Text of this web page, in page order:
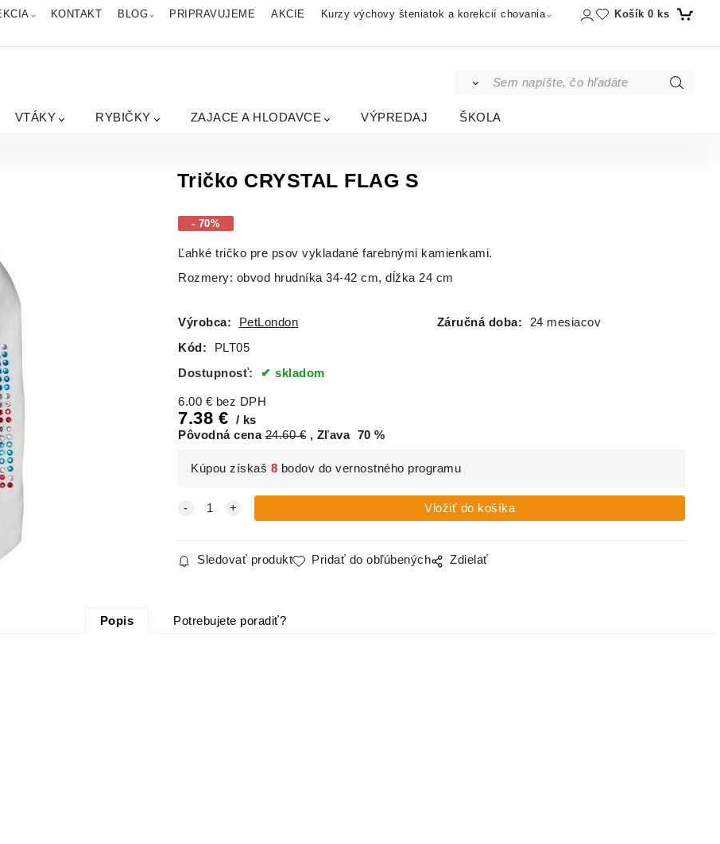
KONTAKT BLOG PRIPRAVUJEME AKCIE Kurzy výchovy šteniatok a korekcií chovania Košík 0 ks
VTÁKY RYBIČKY ZAJACE A HLODAVCE VÝPREDAJ ŠKOLA
Tričko CRYSTAL FLAG S
- 70%
Ľahké tričko pre psov vykladané farebnými kamienkami.
Rozmery: obvod hrudníka 34-42 cm, dĺžka 24 cm
Výrobca: PetLondon Záručná doba:
24 mesiacov
Kód:
PLT05
Dostupnosť:
skladom
6.00 € bez DPH
7.38 €
ks
Pôvodná cena 24.60€ Zľava 70 %
Kúpou získaš 8 bodov do vernostného programu
Sledovať produkt Pridať do obľúbených Zdielať
Popis Potrebujete poradiť?